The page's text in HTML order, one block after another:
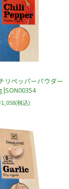
リペッパーパウダー
|SON00354
(税込)